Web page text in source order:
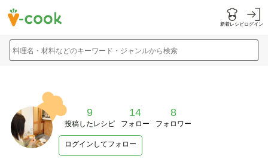
新着レシピログイン
料理名・材料などのキーワード・ジャンルから検索
9
投稿したレシピ
14
フォロー
8
フォロワー
ログインしてフォロー